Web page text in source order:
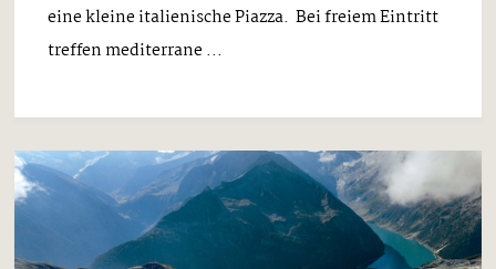
eine kleine italienische Piazza. Bei freiem Eintritt
treffen mediterrane ...